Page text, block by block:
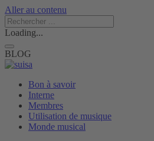
Aller au contenu
Loading...
BLOG
Bon à savoir
Interne
Membres
Utilisation de musique
Monde musical